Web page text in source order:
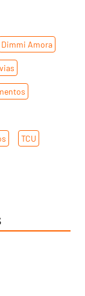
Dimmi Amora
TCU